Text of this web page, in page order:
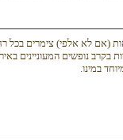
(אם לא אלפי) צימרים בכל
נופשים המעוניינים
במינו.